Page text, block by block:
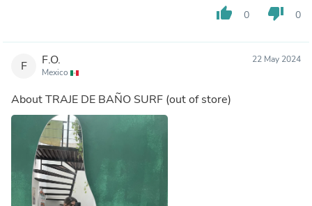
thumb_up 0 thumb_down 0
F F.O.
Mexico
22 May 2024
AboutTRAJE DE BAÑO SURF (out of store)